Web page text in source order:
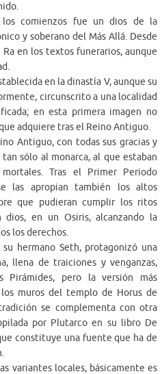
comienzos fue un dios de la
y soberano del Más Allá. Desde
en los textos funerarios, aunque
en la dinastía V, aunque su
circunscrito a una localidad
en esta primera imagen no
adquiere tras el Reino Antiguo.
Antiguo, con todas sus gracias y
sólo al monarca, al que estaban
Tras el Primer Periodo
las apropian también los altos
que pudieran cumplir los ritos
dios, en un Osiris, alcanzando la
los derechos.
hermano Seth, protagonizó una
llena de traiciones y venganzas,
Pirámides, pero la versión más
muros del templo de Horus de
se complementa con otra
por Plutarco en su libro De
constituye una fuente que ha de
variantes locales, básicamente es